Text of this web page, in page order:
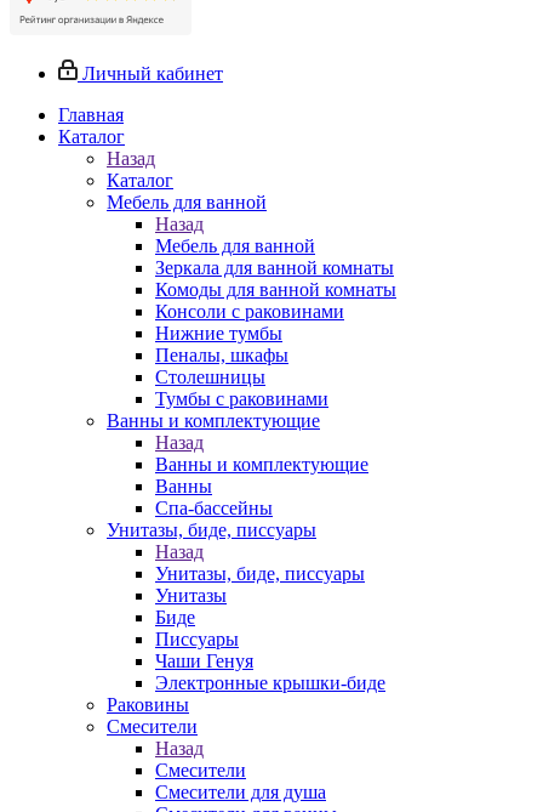
Личный кабинет
Главная
Каталог
Назад
Каталог
Мебель для ванной
Назад
Мебель для ванной
Зеркала для ванной комнаты
Комоды для ванной комнаты
Консоли с раковинами
Нижние тумбы
Пеналы, шкафы
Столешницы
Тумбы с раковинами
Ванны и комплектующие
Назад
Ванны и комплектующие
Ванны
Спа-бассейны
Унитазы, биде, писсуары
Назад
Унитазы, биде, писсуары
Унитазы
Биде
Писсуары
Чаши Генуя
Электронные крышки-биде
Раковины
Смесители
Назад
Смесители
Смесители для душа